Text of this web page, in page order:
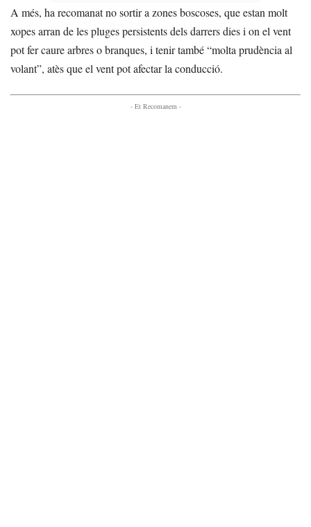
A més, ha recomanat no sortir a zones boscoses, que estan molt
xopes arran de les pluges persistents dels darrers dies i on el vent
pot fer caure arbres o branques, i tenir també “molta prudència al
volant”, atès que el vent pot afectar la conducció.
- Et Recomanem -